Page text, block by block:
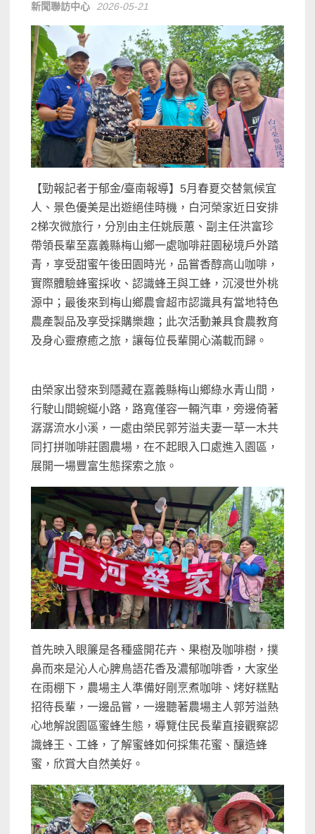
新聞聯訪中心 2026-05-21
【勁報記者于郁金/臺南報導】5月春夏交替氣候宜
人、景色優美是出遊絕佳時機，白河榮家近日安排
2梯次微旅行，分別由主任姚辰蕙、副主任洪富珍
帶領長輩至嘉義縣梅山鄉一處咖啡莊園秘境戶外踏
青，享受甜蜜午後田園時光，品嘗香醇高山咖啡，
實際體驗蜂蜜採收、認識蜂王與工蜂，沉浸世外桃
源中；最後來到梅山鄉農會超市認識具有當地特色
農產製品及享受採購樂趣；此次活動兼具食農教育
及身心靈療癒之旅，讓每位長輩開心滿載而歸。
由榮家出發來到隱藏在嘉義縣梅山鄉綠水青山間，
行駛山間蜿蜒小路，路寬僅容一輛汽車，旁邊倚著
潺潺流水小溪，一處由榮民郭芳溢夫妻一草一木共
同打拼咖啡莊園農場，在不起眼入口處進入園區，
展開一場豐富生態探索之旅。
首先映入眼簾是各種盛開花卉、果樹及咖啡樹，撲
鼻而來是沁人心脾鳥語花香及濃郁咖啡香，大家坐
在雨棚下，農場主人準備好剛烹煮咖啡、烤好糕點
招待長輩，一邊品嘗，一邊聽著農場主人郭芳溢熱
心地解說園區蜜蜂生態，導覽住民長輩直接觀察認
識蜂王、工蜂，了解蜜蜂如何採集花蜜、釀造蜂
蜜，欣賞大自然美好。